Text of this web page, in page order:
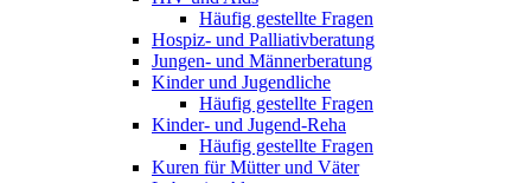
Häufig gestellte Fragen
Hospiz- und Palliativberatung
Jungen- und Männerberatung
Kinder und Jugendliche
Häufig gestellte Fragen
Kinder- und Jugend-Reha
Häufig gestellte Fragen
Kuren für Mütter und Väter